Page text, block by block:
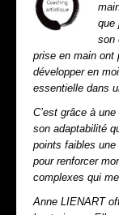
que
son
prise en main ont
développer en
essentielle dans
C’est grâce à
son adaptabilité
points faibles
pour renforcer
complexes qui
Anne LIENART